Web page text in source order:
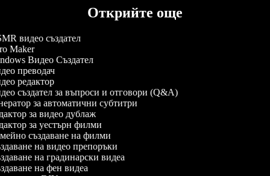
Открийте още
видео създател
Maker
Видео Създател
преводач
редактор
създател за въпроси и отговори (Q&A)
за автоматични субтитри
за видео дублаж
за уестърн филми
създаване на филми
на видео препоръки
на градинарски видеа
на фен видеа